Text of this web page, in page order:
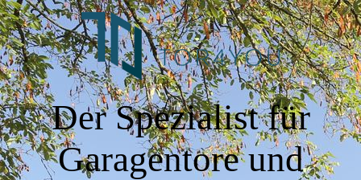
Der Spezialist für
Garagentore und